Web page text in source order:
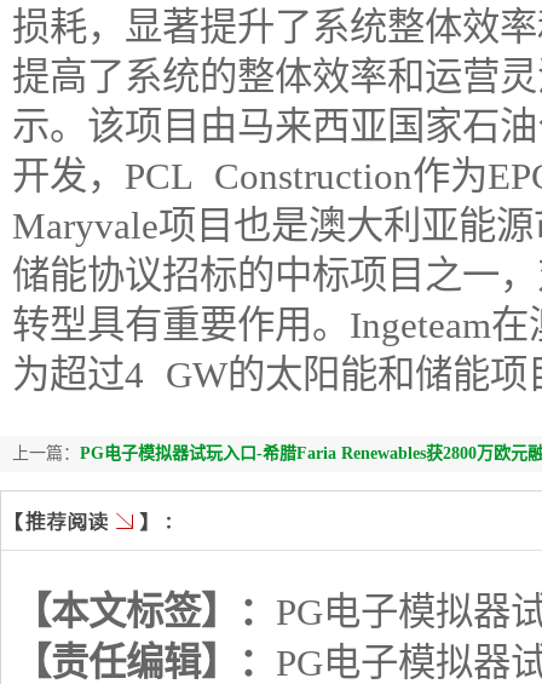
损耗，显著提升了系统整体效
提高了系统的整体效率和运营
示。该项目由马来西亚国家石
开发，PCL Construction作为
Maryvale项目也是澳大利亚能
储能协议招标的中标项目之一
转型具有重要作用。Ingeteam
为超过4 GW的太阳能和储能项
上一篇： PG电子模拟器试玩入口-希腊Faria Renewables获2800万欧元
【本文标签】： PG电子模拟器
【责任编辑】： PG电子模拟器